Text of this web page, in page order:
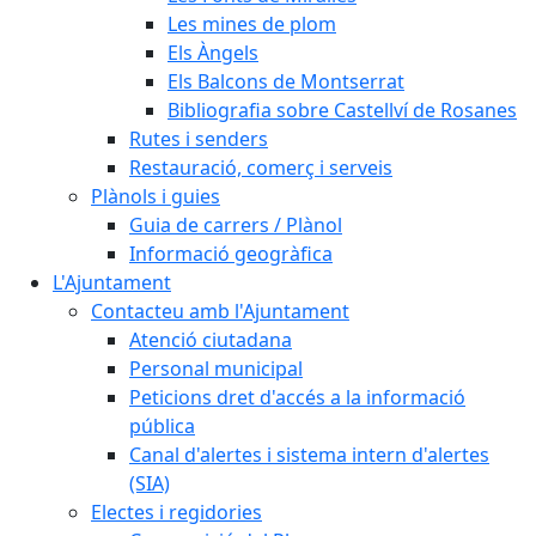
Les mines de plom
Els Àngels
Els Balcons de Montserrat
Bibliografia sobre Castellví de Rosanes
Rutes i senders
Restauració, comerç i serveis
Plànols i guies
Guia de carrers / Plànol
Informació geogràfica
L'Ajuntament
Contacteu amb l'Ajuntament
Atenció ciutadana
Personal municipal
Peticions dret d'accés a la informació
pública
Canal d'alertes i sistema intern d'alertes
(SIA)
Electes i regidories